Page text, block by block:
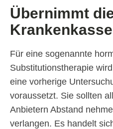
Übernimmt
Für eine sogenannte
Substitutionstherapie
eine vorherige
voraussetzt. Sie sollten
Anbietern Abstand
verlangen. Es handelt